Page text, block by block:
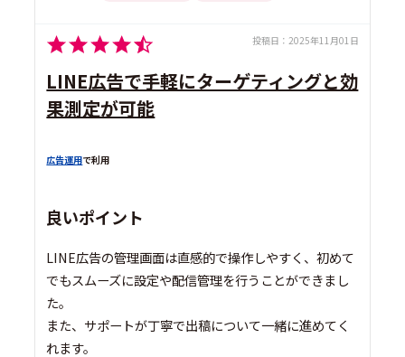
投稿日： 2025年11月01日
LINE広告で手軽にターゲティングと効
果測定が可能
広告運用で利用
良いポイント
LINE広告の管理画面は直感的で操作しやすく、初めて
でもスムーズに設定や配信管理を行うことができまし
た。
また、サポートが丁寧で出稿について一緒に進めてく
れます。